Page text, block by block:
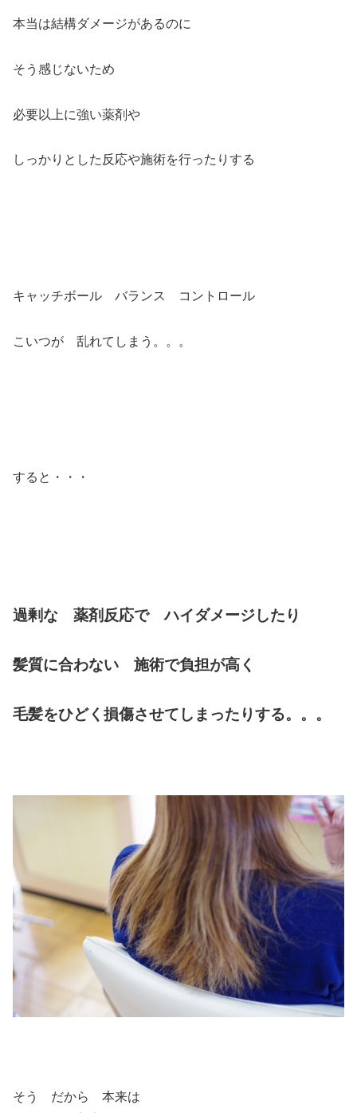
本当は結構ダメージがあるのに
そう感じないため
必要以上に強い薬剤や
しっかりとした反応や施術を行ったりする
キャッチボール バランス コントロール
こいつが 乱れてしまう。。。
すると・・・
過剰な 薬剤反応で ハイダメージしたり
髪質に合わない 施術で負担が高く
毛髪をひどく損傷させてしまったりする。。。
そう だから 本来は